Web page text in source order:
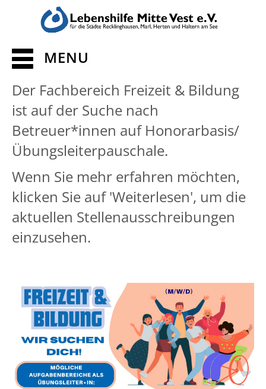
MENU
Der Fachbereich Freizeit & Bildung
ist auf der Suche nach
Betreuer*innen auf Honorarbasis/
Übungsleiterpauschale.
Wenn Sie mehr erfahren möchten,
klicken Sie auf 'Weiterlesen', um die
aktuellen Stellenausschreibungen
einzusehen.